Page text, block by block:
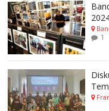
1